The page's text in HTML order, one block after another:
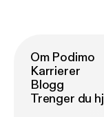
Om Podimo
Karrierer
Blogg
Trenger du